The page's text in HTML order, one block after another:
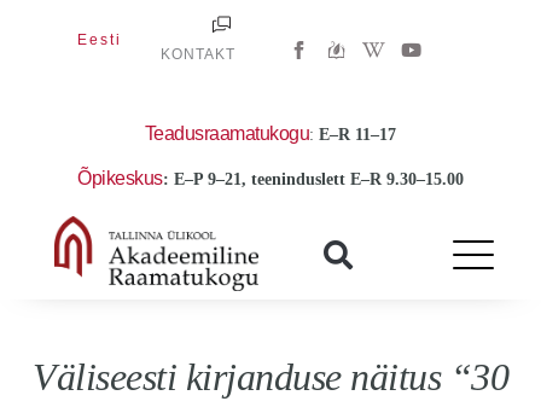
Eesti
KONTAKT
W
i
e
a
Y
o
Teadusraamatukogu:E–R 11–17
Õpikeskus: E–P 9–21, teeninduslett E–R 9.30–15.00
Väliseesti kirjanduse näitus “30